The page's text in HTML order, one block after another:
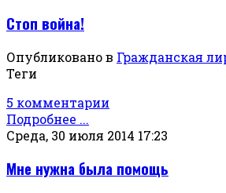
Стоп война!
Опубликовано в Гражданская
Теги
5 комментарии
Подробнее ...
Среда, 30 июля 2014 17:23
Мне нужна была помощь